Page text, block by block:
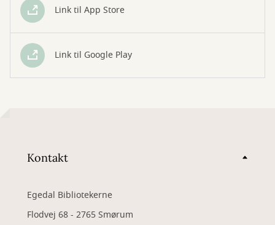
Link til App Store
Link til Google Play
Kontakt
Egedal Bibliotekerne
Flodvej 68 - 2765 Smørum